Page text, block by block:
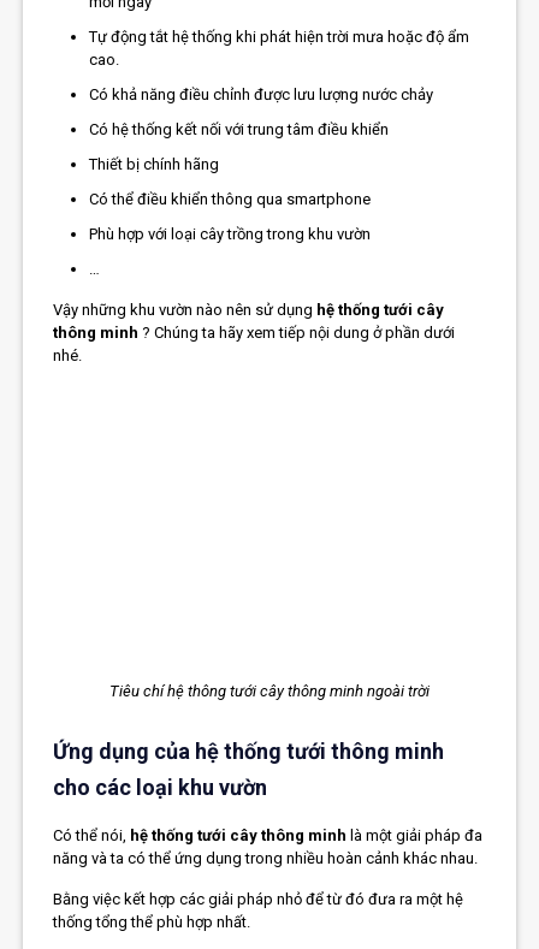
Tự động tắt hệ thống khi phát hiện trời mưa hoặc độ ẩm
cao.
Có khả năng điều chỉnh được lưu lượng nước chảy
Có hệ thống kết nối với trung tâm điều khiển
Thiết bị chính hãng
Có thể điều khiển thông qua smartphone
Phù hợp với loại cây trồng trong khu vườn
Vậy những khu vườn nào nên sử dụng hệ thống tưới cây
thông minh ? Chúng ta hãy xem tiếp nội dung ở phần dưới
nhé.
Tiêu chí hệ thông tưới cây thông minh ngoài trời
Ứng dụng của hệ thống tưới thông minh
cho các loại khu vườn
Có thể nói, hệ thống tưới cây thông minh là một giải pháp đa
năng và ta có thể ứng dụng trong nhiều hoàn cảnh khác nhau.
Bằng việc kết hợp các giải pháp nhỏ để từ đó đưa ra một hệ
thống tổng thể phù hợp nhất.